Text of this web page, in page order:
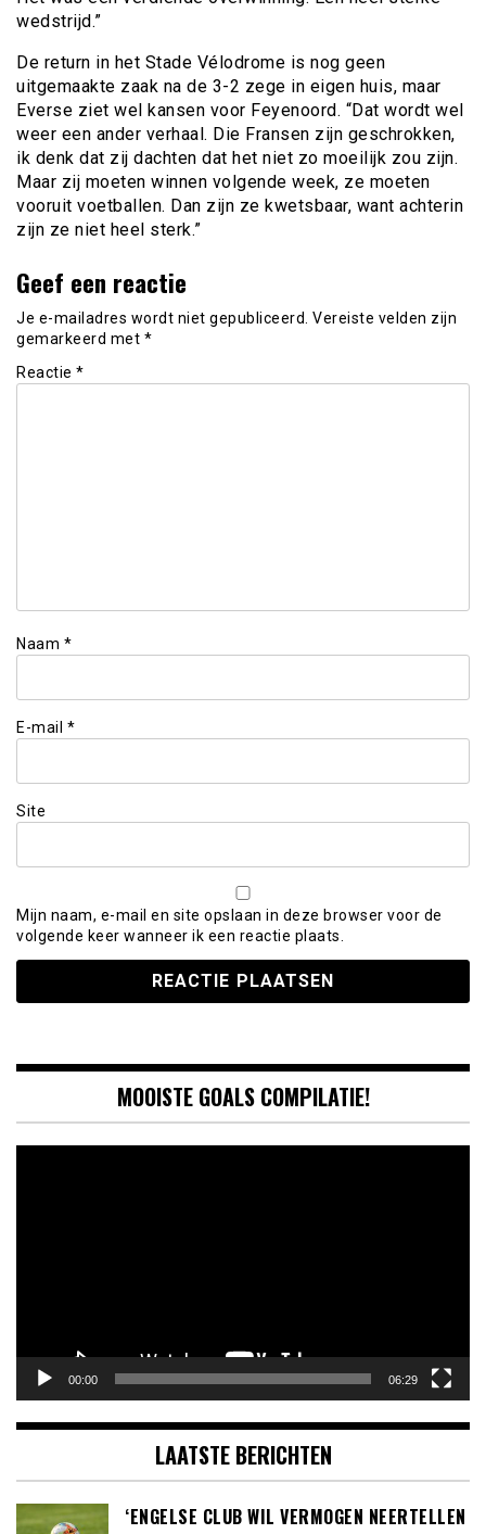
wedstrijd.”
De return in het Stade Vélodrome is nog geen
uitgemaakte zaak na de 3-2 zege in eigen huis, maar
Everse ziet wel kansen voor Feyenoord. “Dat wordt wel
weer een ander verhaal. Die Fransen zijn geschrokken,
ik denk dat zij dachten dat het niet zo moeilijk zou zijn.
Maar zij moeten winnen volgende week, ze moeten
vooruit voetballen. Dan zijn ze kwetsbaar, want achterin
zijn ze niet heel sterk.”
Geef een reactie
Je e-mailadres wordt niet gepubliceerd. Vereiste velden zijn
gemarkeerd met *
Reactie *
Naam *
E-mail *
Site
Mijn naam, e-mail en site opslaan in deze browser voor de
volgende keer wanneer ik een reactie plaats.
MOOISTE GOALS COMPILATIE!
00:00 06:29
LAATSTE BERICHTEN
‘ENGELSE CLUB WIL VERMOGEN NEERTELLEN